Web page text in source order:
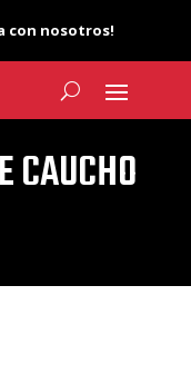
con nosotros!
CAUCHO